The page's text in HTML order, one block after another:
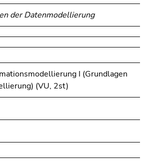
der Datenmodellierung
I (Grundlagen
(VU, 2st)